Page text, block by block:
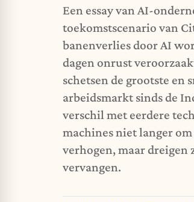
Een essay van AI-
toekomstscenario van
banenverlies door AI
dagen onrust
schetsen de grootste en
arbeidsmarkt sinds de
verschil met eerdere
machines niet langer
verhogen, maar dreigen
vervangen.